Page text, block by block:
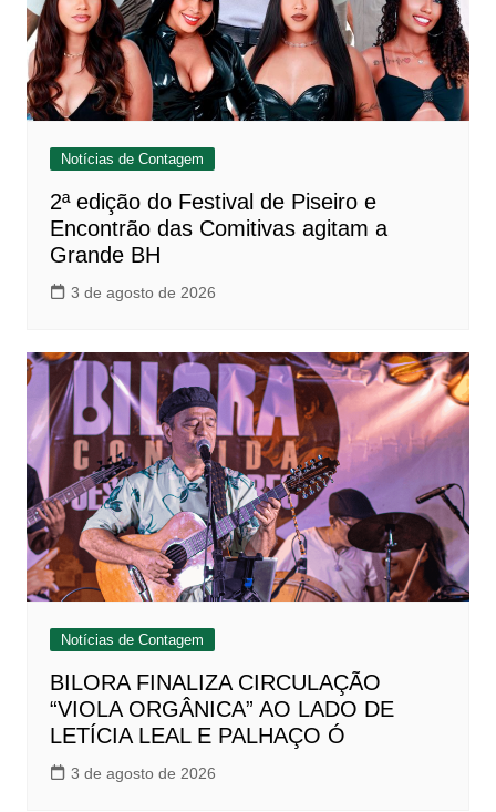
Notícias de Contagem
2ª edição do Festival de Piseiro e
Encontrão das Comitivas agitam a
Grande BH
3 de agosto de 2026
Notícias de Contagem
BILORA FINALIZA CIRCULAÇÃO
“VIOLA ORGÂNICA” AO LADO DE
LETÍCIA LEAL E PALHAÇO Ó
3 de agosto de 2026